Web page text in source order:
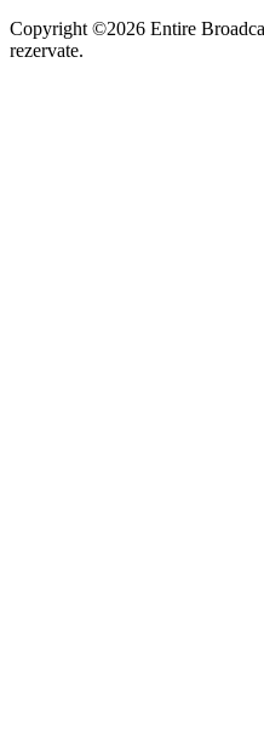
Copyright ©2026 Entire
rezervate.